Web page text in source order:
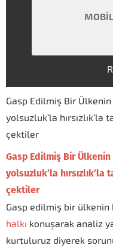
Gasp Edilmiş Bir
yolsuzluk’la hırsızlık’la
çektiler
Gasp Edilmiş Bir
yolsuzluk’la hırsızlık’la
çektiler
Gasp edilmiş bir ülkenin
halkı konuşarak analiz
kurtuluruz diyerek